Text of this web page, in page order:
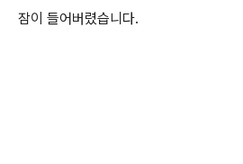
잠이 들어버렸습니다.